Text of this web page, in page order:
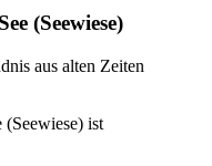
(Seewiese)
aus alten Zeiten
(Seewiese) ist